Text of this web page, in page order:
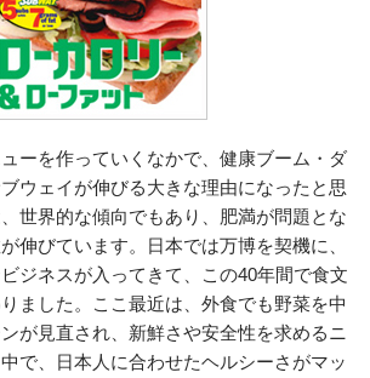
ーを作っていくなかで、健康ブーム・ダ
ウェイが伸びる大きな理由になったと思
世界的な傾向でもあり、肥満が問題とな
伸びています。日本では万博を契機に、
ジネスが入ってきて、この40年間で食文
ました。ここ最近は、外食でも野菜を中
が見直され、新鮮さや安全性を求めるニ
で、日本人に合わせたヘルシーさがマッ